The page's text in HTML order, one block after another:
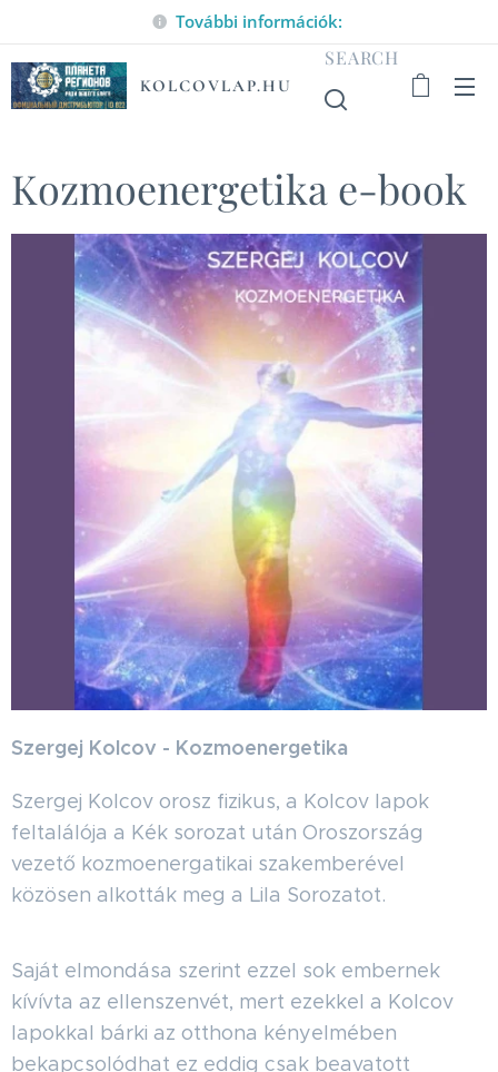
További információk:
KOLCOVLAP.HU
SEARCH
Kozmoenergetika e-book
Szergej Kolcov - Kozmoenergetika
Szergej Kolcov orosz fizikus, a Kolcov lapok
feltalálója a Kék sorozat után Oroszország
vezető kozmoenergatikai szakemberével
közösen alkották meg a Lila Sorozatot.
Saját elmondása szerint ezzel sok embernek
kívívta az ellenszenvét, mert ezekkel a Kolcov
lapokkal bárki az otthona kényelmében
bekapcsolódhat ez eddig csak beavatott